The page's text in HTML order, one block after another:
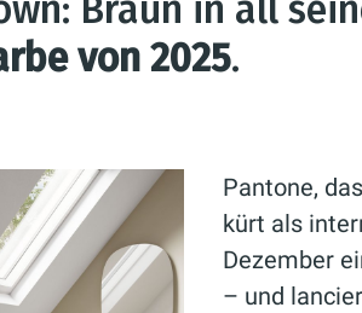
Braun in all
von 2025.
Pantone,
kürt als
Dezember
– und